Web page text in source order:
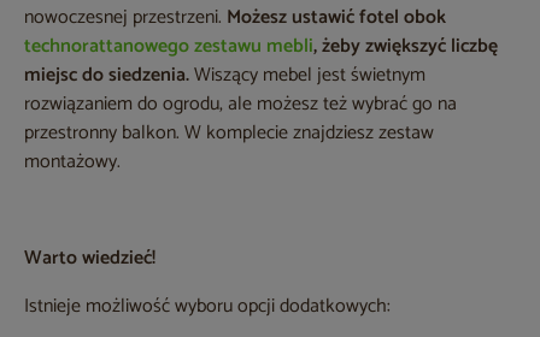
nowoczesnej przestrzeni. Możesz ustawić fotel obok
technorattanowego zestawu mebli, żeby zwiększyć liczbę
miejsc do siedzenia.Wiszący mebel jest świetnym
rozwiązaniem do ogrodu, ale możesz też wybrać go na
przestronny balkon. W komplecie znajdziesz zestaw
montażowy.
Warto wiedzieć!
Istnieje możliwość wyboru opcji dodatkowych: